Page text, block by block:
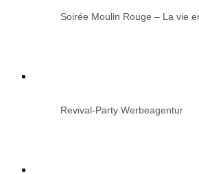
Soirée Moulin Rouge – La vie
Revival-Party Werbeagentur